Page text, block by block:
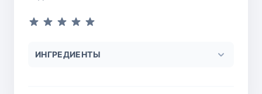
ИНГРЕДИЕНТЫ